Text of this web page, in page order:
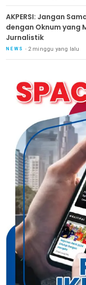
AKPERSI: Jangan
dengan Oknum yang
Jurnalistik
NEWS 2 minggu yang lalu